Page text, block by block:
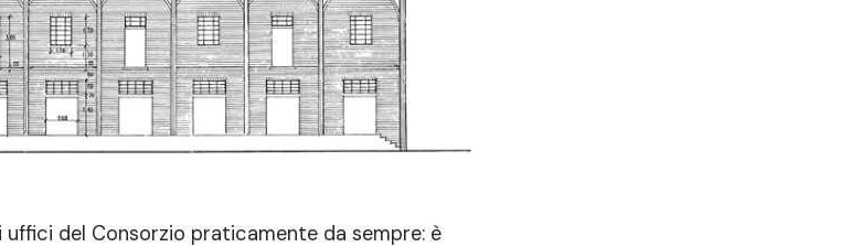
uffici del Consorzio praticamente da sempre: è